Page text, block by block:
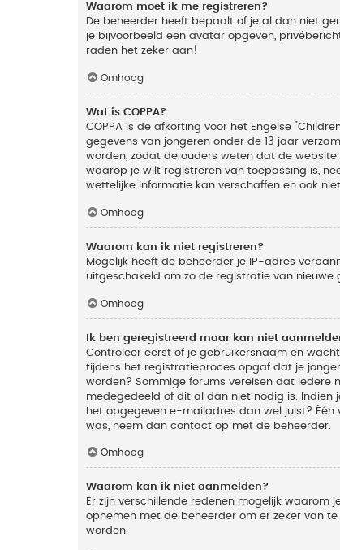
Waarom moet ik me registreren?
De beheerder heeft bepaalt of je al dan niet
je bijvoorbeeld een avatar opgeven,
raden het zeker aan!
Omhoog
Wat is COPPA?
COPPA is de afkorting voor het Engelse
gegevens van jongeren onder de 13 jaar
worden, zodat de ouders weten dat de website
waarop je wilt registreren van toepassing is,
wettelijke informatie kan verschaffen en ook
Omhoog
Waarom kan ik niet registreren?
Mogelijk heeft de beheerder je IP-adres
uitgeschakeld om zo de registratie van
Omhoog
Ik ben geregistreerd maar kan niet
Controleer eerst of je gebruikersnaam en
tijdens het registratieproces opgaf dat je
worden? Sommige forums vereisen dat iedere
medegedeeld of dit al dan niet nodig is.
het opgegeven e-mailadres dan wel juist?
was, neem dan contact op met de beheerder.
Omhoog
Waarom kan ik niet aanmelden?
Er zijn verschillende redenen mogelijk
opnemen met de beheerder om er zeker van
worden.